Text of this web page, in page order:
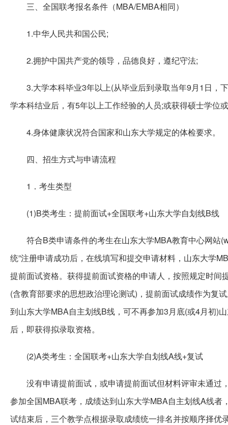
三、全国联考报名条件（MBA/EMBA相同）
1.中华人民共和国公民;
2.拥护中国共产党的领导，品德良好，遵纪守法;
3.大学本科毕业3年以上(从毕业后到录取当年9月1日，
学本科结业后，有5年以上工作经验的人员;或获得硕士学位
4.身体健康状况符合国家和山东大学规定的体检要求。
四、招生方式与申请流程
1．考生类型
(1)B类考生：提前面试+全国联考+山东大学自划线B线
符合B类申请条件的考生在山东大学MBA教育中心网站
统”注册申请成功后，在线填写和提交申请材料，山东大学
提前面试资格。获得提前面试资格的申请人，按照规定时
(含教育部要求的思想政治理论测试)，提前面试成绩作为复
到山东大学MBA自主划线B线，可不再参加3月底(或4月初)
后，即获得拟录取资格。
(2)A类考生：全国联考+山东大学自划线A线+复试
没有申请提前面试，或申请提前面试但材料评审未通
参加全国MBA联考，成绩达到山东大学MBA自主划线A线
试结束后，三个教学点根据录取成绩统一排名并按顺序择优